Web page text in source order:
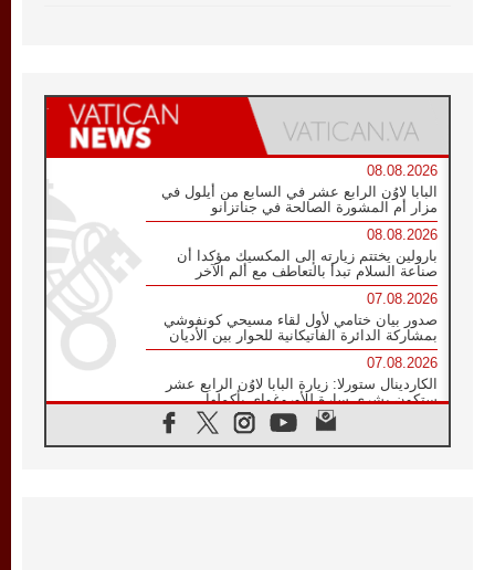
08.08.2026
البابا لاوُن الرابع عشر في السابع من أيلول في
مزار أم المشورة الصالحة في جناتزانو
08.08.2026
بارولين يختتم زيارته إلى المكسيك مؤكدا أن
صناعة السلام تبدأ بالتعاطف مع ألم الآخر
07.08.2026
صدور بيان ختامي لأول لقاء مسيحي كونفوشي
بمشاركة الدائرة الفاتيكانية للحوار بين الأديان
07.08.2026
الكاردينال ستورلا: زيارة البابا لاوُن الرابع عشر
ستكون بشرى سارة للأوروغواي بأكملها
الفاتيكان يعلن برنامج الزيارة الرسولية للبابا لاوُن